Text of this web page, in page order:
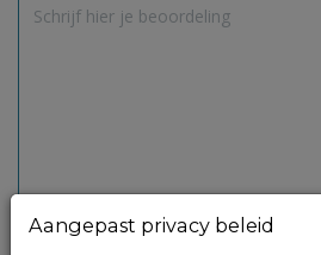
Aangepast privacy beleid